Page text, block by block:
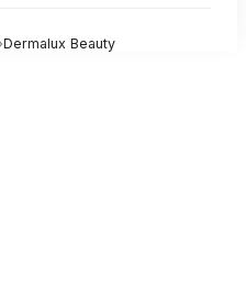
Dermalux Beauty